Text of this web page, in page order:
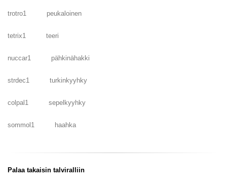
trotro1 peukaloinen
tetrix1 teeri
nuccar1 pähkinähakki
strdec1 turkinkyyhky
colpal1 sepelkyyhky
sommol1 haahka
Palaa takaisin talviralliin